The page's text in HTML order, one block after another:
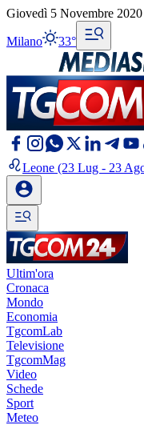
Giovedì 5 Novembre 2020
Milano 33°
Leone (23 Lug - 23
Ultim'ora
Cronaca
Mondo
Economia
TgcomLab
Televisione
TgcomMag
Video
Schede
Sport
Meteo